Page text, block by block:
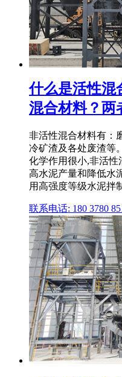
什么是活性混
混合材料？两
非活性混合材料有：
冷矿渣及各处废渣等
化学作用很小,非活性
高水泥产量和降低水
用高强度等级水泥拌
联系电话: 180 3780